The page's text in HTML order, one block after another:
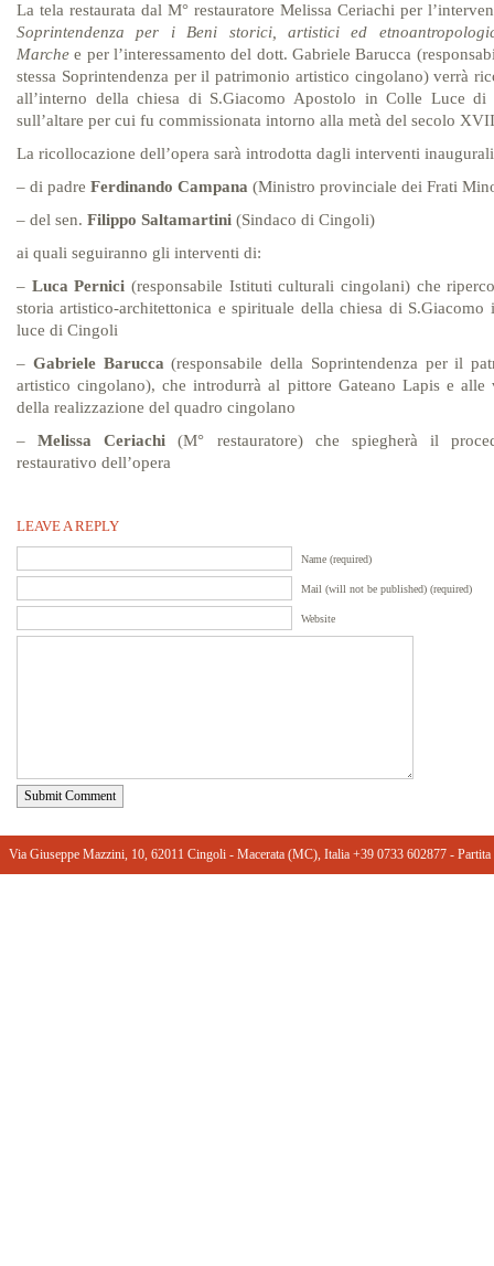
La tela restaurata dal M° restauratore Melissa Ceriachi per
Soprintendenza per i Beni storici, artistici ed
Marche e per l’interessamento del dott. Gabriele Barucca
stessa Soprintendenza per il patrimonio artistico cingolano) verrà
all’interno della chiesa di S.Giacomo Apostolo in Colle Luce di
sull’altare per cui fu commissionata intorno alla metà del secolo
La ricollocazione dell’opera sarà introdotta dagli interventi
– di padre Ferdinando Campana (Ministro provinciale dei Frati
– del sen. Filippo Saltamartini (Sindaco di Cingoli)
ai quali seguiranno gli interventi di:
– Luca Pernici (responsabile Istituti culturali cingolani) che
storia artistico-architettonica e spirituale della chiesa di S.Giacomo
luce di Cingoli
– Gabriele Barucca(responsabile della Soprintendenza per il
artistico cingolano), che introdurrà al pittore Gateano Lapis e alle
della realizzazione del quadro cingolano
–Melissa Ceriachi (M° restauratore) che spiegherà il
restaurativo dell’opera
LEAVE A REPLY
Name (required)
Mail (will not be published) (required)
Website
Submit Comment
Via Giuseppe Mazzini, 10, 62011 Cingoli - Macerata (MC), Italia +39 0733 602877 ‎-